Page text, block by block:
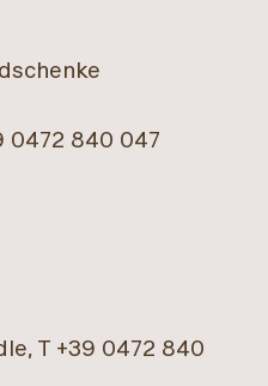
0472 840 047
T +39 0472 840